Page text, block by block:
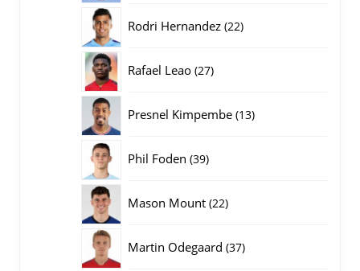
Rodri Hernandez 2222
Rafael Leao 2727
Presnel Kimpembe 1313
Phil Foden 3939
Mason Mount 2222
Martin Odegaard 3737